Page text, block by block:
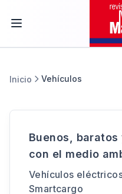
Inicio Vehículos
Buenos,
con el medio
Vehículos
Smartcargo